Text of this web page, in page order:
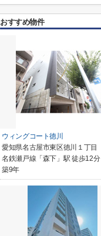
おすすめ物件
ウィングコート徳川
愛知県名古屋市東区徳川１丁目
名鉄瀬戸線「森下」駅 徒歩12分
築9年